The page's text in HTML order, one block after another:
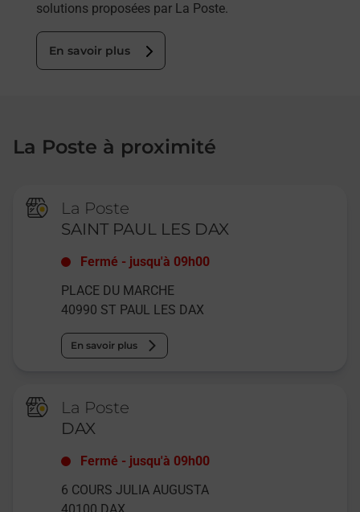
solutions proposées par La Poste.
En savoir plus
La Poste à proximité
La Poste
SAINT PAUL LES DAX
Fermé - jusqu'à 09h00
PLACE DU MARCHE
40990 ST PAUL LES DAX
En savoir plus
La Poste
DAX
Fermé - jusqu'à 09h00
6 COURS JULIA AUGUSTA